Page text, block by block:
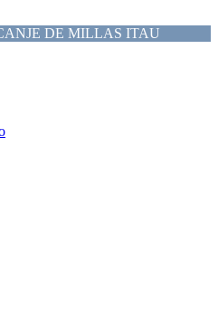
DE MILLAS ITAU